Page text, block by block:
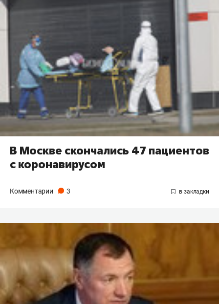
В Москве скончались 47 пациентов
с коронавирусом
Комментарии 3